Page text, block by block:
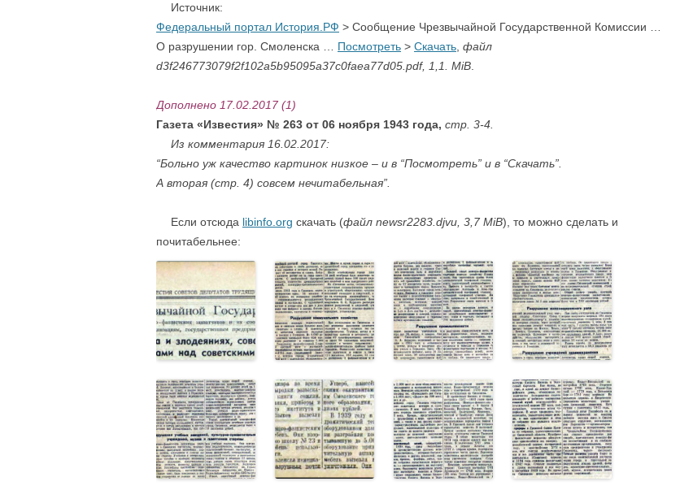
Источник:
Федеральный портал История.РФ > Сообщение Чрезвычайной Государственной Комиссии …
О разрушении гор. Смоленска … Посмотреть > Скачать, файл
d3f246773079f2f102a5b95095a37c0faea77d05.pdf, 1,1. MiB.
Дополнено 17.02.2017 (1)
Газета «Известия» № 263 от 06 ноября 1943 года, стр. 3-4.
Из комментария 16.02.2017:
“Больно уж качество картинок низкое – и в “Посмотреть” и в “Скачать”.
А вторая (стр. 4) совсем нечитабельная”.
Если отсюда libinfo.org скачать (файл newsr2283.djvu, 3,7 MiB), то можно сделать и
почитабельнее: